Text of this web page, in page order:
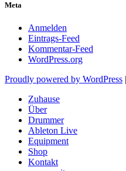
Meta
Anmelden
Eintrags-Feed
Kommentar-Feed
WordPress.org
Proudly powered by WordPress |
Zuhause
Über
Drummer
Ableton Live
Equipment
Shop
Kontakt